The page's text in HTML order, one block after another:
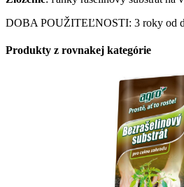
DOBA POUŽITEĽNOSTI: 3 roky od
Produkty z rovnakej kategórie